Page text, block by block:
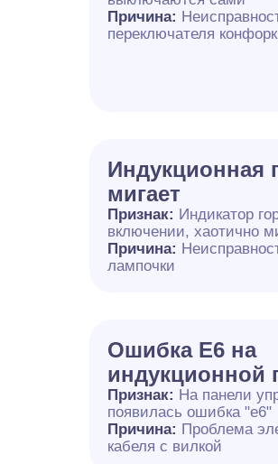
Причина:
переключателя
Индукционная
мигает
Признак: Индикатор
включении, хаотично
Причина:
лампочки
Ошибка E6 на
индукционной
Признак: На панели
появилась ошибка "e6"
Причина: Проблема
кабеля с вилкой